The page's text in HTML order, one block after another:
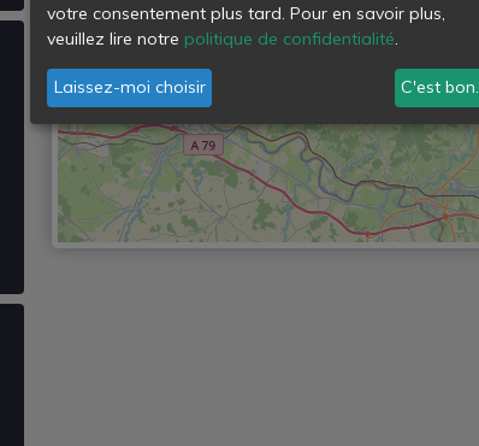
votre consentement plus tard. Pour en savoir plus,
veuillez lire notre politique de confidentialité.
Laissez-moi choisir C'est bon.